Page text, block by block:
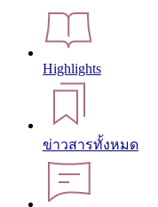
Highlights
ข่าวสารทั้งหมด